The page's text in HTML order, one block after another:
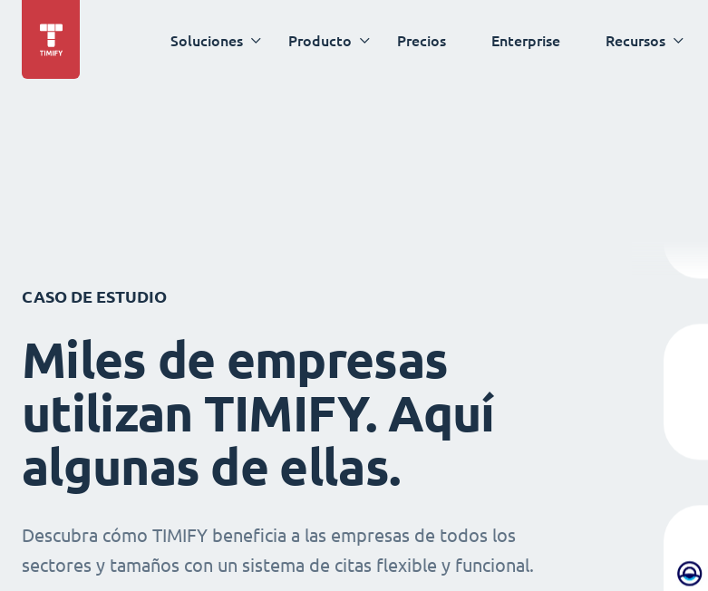
Soluciones Producto Precios Enterprise Recursos
CASO DE ESTUDIO
Miles de empresas
utilizan TIMIFY. Aquí
algunas de ellas.
Descubra cómo TIMIFY beneficia a las empresas de todos los
sectores y tamaños con un sistema de citas flexible y funcional.